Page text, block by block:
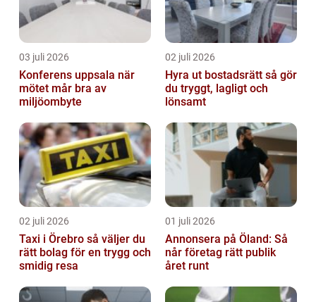
03 juli 2026
Konferens uppsala när
mötet mår bra av
miljöombyte
02 juli 2026
Hyra ut bostadsrätt så gör
du tryggt, lagligt och
lönsamt
02 juli 2026
Taxi i Örebro så väljer du
rätt bolag för en trygg och
smidig resa
01 juli 2026
Annonsera på Öland: Så
når företag rätt publik
året runt